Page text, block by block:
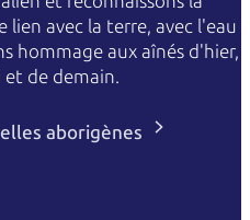
avec la terre, avec l'eau
hommage aux aînés d'hier,
de demain.
aborigènes